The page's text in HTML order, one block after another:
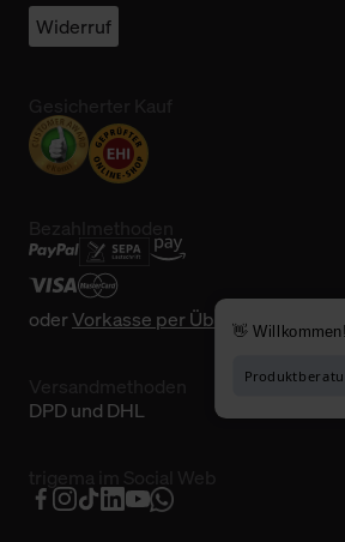
Widerruf
oderVorkasse per Überweisung
DPD und DHL